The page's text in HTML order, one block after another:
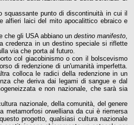
punto di discontinuità in cui il
alfieri laici del mito apocalittico ebraico e
che gli USA abbiano un destino manifesto,
credenza in un destino speciale si riflette
via che porta al futuro.
col giacobinismo o con il bolscevismo
di redenzione di un'umanità imperfetta.
colloca le radici della redenzione in un
che deriva dai legami di sangue e dal
e non nazionale, che sarà sia
nazionale, della comunità, del genere
metamorfosi orwelliana da cui è riemersa
progetto, qualsiasi cultura nazionale